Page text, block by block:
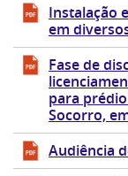
Instalação
em
Fase de
para prédio
Socorro,
Audiência